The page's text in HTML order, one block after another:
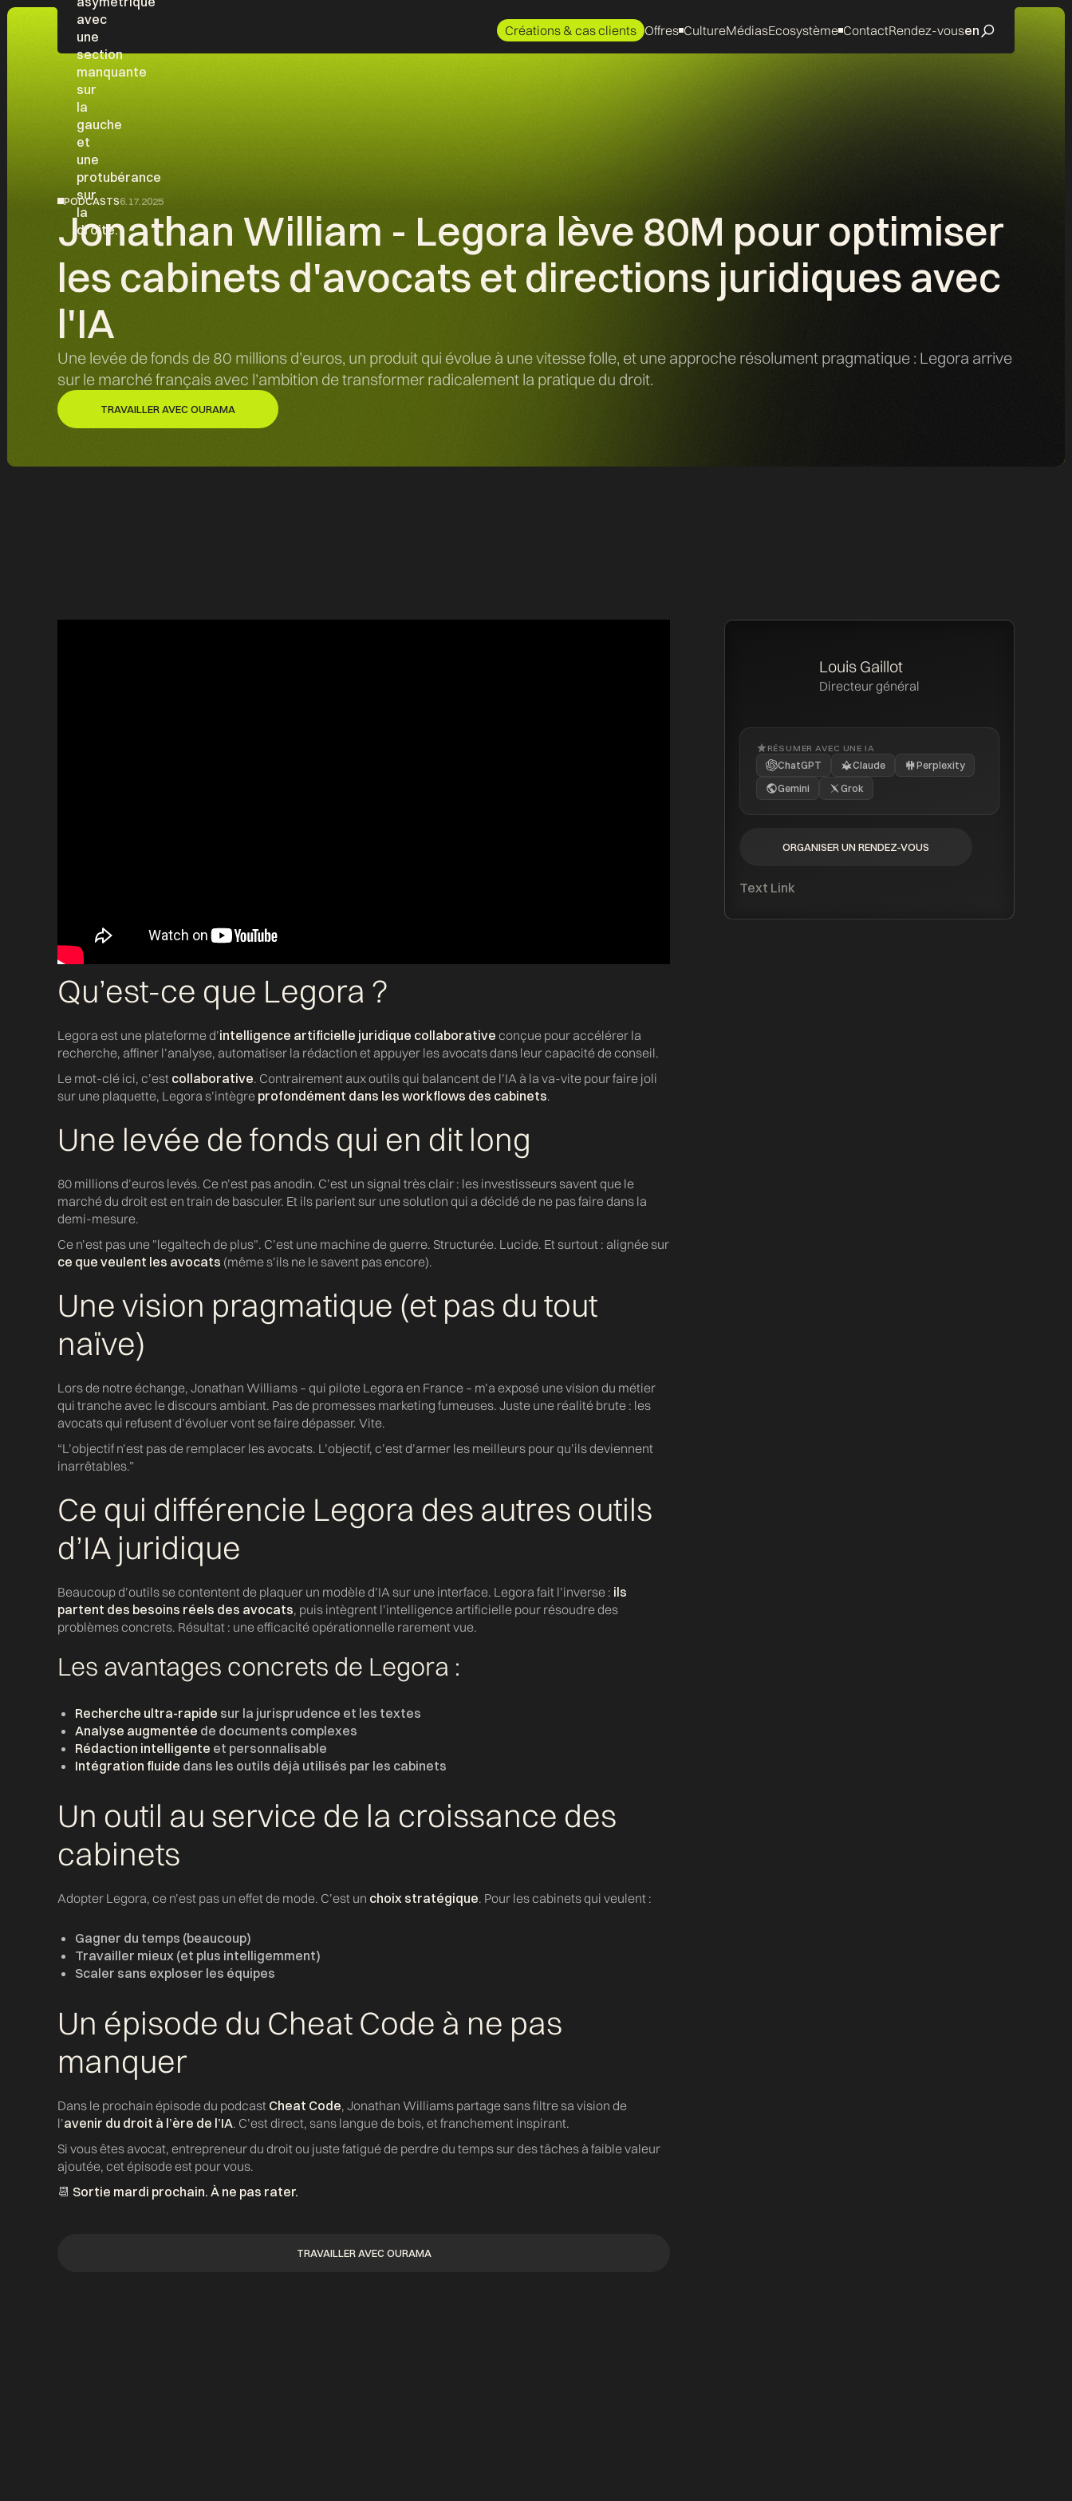
Créations & cas clients Offres CultureMédiasEcosystème ContactRendez-vousen
PODCASTS6.17.2025
Jonathan William - Legora lève 80M pour optimiser
les cabinets d'avocats et directions juridiques avec
l'IA
‍Une levée de fonds de 80 millions d’euros, un produit qui évolue à une vitesse folle, et une approche résolument pragmatique : Legora arrive
sur le marché français avec l’ambition de transformer radicalement la pratique du droit.
TRAVAILLER AVEC OURAMA
Qu’est-ce que Legora ?
Legora est une plateforme d’intelligence artificielle juridique collaborative conçue pour accélérer la
recherche, affiner l’analyse, automatiser la rédaction et appuyer les avocats dans leur capacité de conseil.
Le mot-clé ici, c’est collaborative. Contrairement aux outils qui balancent de l’IA à la va-vite pour faire joli
sur une plaquette, Legora s’intègre profondément dans les workflows des cabinets.
Une levée de fonds qui en dit long
80 millions d’euros levés. Ce n’est pas anodin. C’est un signal très clair : les investisseurs savent que le
marché du droit est en train de basculer. Et ils parient sur une solution qui a décidé de ne pas faire dans la
demi-mesure.
Ce n’est pas une "legaltech de plus". C’est une machine de guerre. Structurée. Lucide. Et surtout : alignée sur
ce que veulent les avocats (même s’ils ne le savent pas encore).
Une vision pragmatique (et pas du tout
naïve)
Lors de notre échange, Jonathan Williams – qui pilote Legora en France – m’a exposé une vision du métier
qui tranche avec le discours ambiant. Pas de promesses marketing fumeuses. Juste une réalité brute : les
avocats qui refusent d’évoluer vont se faire dépasser. Vite.
“L’objectif n’est pas de remplacer les avocats. L’objectif, c’est d’armer les meilleurs pour qu’ils deviennent
inarrêtables.”
Ce qui différencie Legora des autres outils
d’IA juridique
Beaucoup d’outils se contentent de plaquer un modèle d’IA sur une interface. Legora fait l’inverse : ils
partent des besoins réels des avocats, puis intègrent l’intelligence artificielle pour résoudre des
problèmes concrets. Résultat : une efficacité opérationnelle rarement vue.
Les avantages concrets de Legora :
Recherche ultra-rapide sur la jurisprudence et les textes
Analyse augmentée de documents complexes
Rédaction intelligente et personnalisable
Intégration fluide dans les outils déjà utilisés par les cabinets
Un outil au service de la croissance des
cabinets
Adopter Legora, ce n’est pas un effet de mode. C’est un choix stratégique. Pour les cabinets qui veulent :
Gagner du temps (beaucoup)
Travailler mieux (et plus intelligemment)
Scaler sans exploser les équipes
Un épisode du Cheat Code à ne pas
manquer
Dans le prochain épisode du podcast Cheat Code, Jonathan Williams partage sans filtre sa vision de
l’avenir du droit à l’ère de l’IA. C’est direct, sans langue de bois, et franchement inspirant.
Si vous êtes avocat, entrepreneur du droit ou juste fatigué de perdre du temps sur des tâches à faible valeur
ajoutée, cet épisode est pour vous.
📆 Sortie mardi prochain. À ne pas rater.
TRAVAILLER AVEC OURAMA
Louis Gaillot
Directeur général
RÉSUMER AVEC UNE IA
ChatGPT Claude
Perplexity
Gemini
Grok
ORGANISER UN RENDEZ-VOUS
Text Link